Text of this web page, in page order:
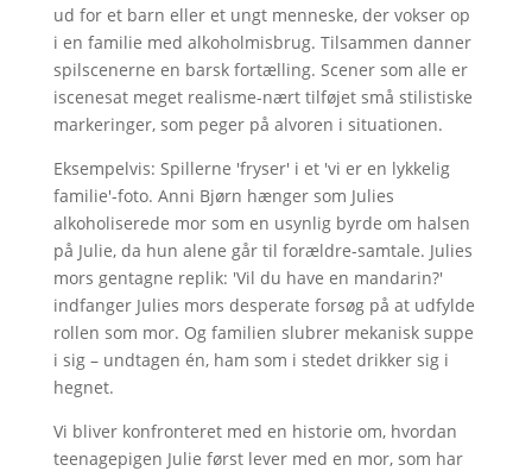
ud for et barn eller et ungt menneske, der vokser op
i en familie med alkoholmisbrug. Tilsammen danner
spilscenerne en barsk fortælling. Scener som alle er
iscenesat meget realisme-nært tilføjet små stilistiske
markeringer, som peger på alvoren i situationen.
Eksempelvis: Spillerne 'fryser' i et 'vi er en lykkelig
familie'-foto. Anni Bjørn hænger som Julies
alkoholiserede mor som en usynlig byrde om halsen
på Julie, da hun alene går til forældre-samtale. Julies
mors gentagne replik: 'Vil du have en mandarin?'
indfanger Julies mors desperate forsøg på at udfylde
rollen som mor. Og familien slubrer mekanisk suppe
i sig – undtagen én, ham som i stedet drikker sig i
hegnet.
Vi bliver konfronteret med en historie om, hvordan
teenagepigen Julie først lever med en mor, som har